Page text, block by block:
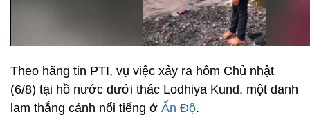
Theo hãng tin PTI, vụ việc xảy ra hôm Chủ nhật
(6/8) tại hồ nước dưới thác Lodhiya Kund, một danh
lam thắng cảnh nổi tiếng ở Ấn Độ.